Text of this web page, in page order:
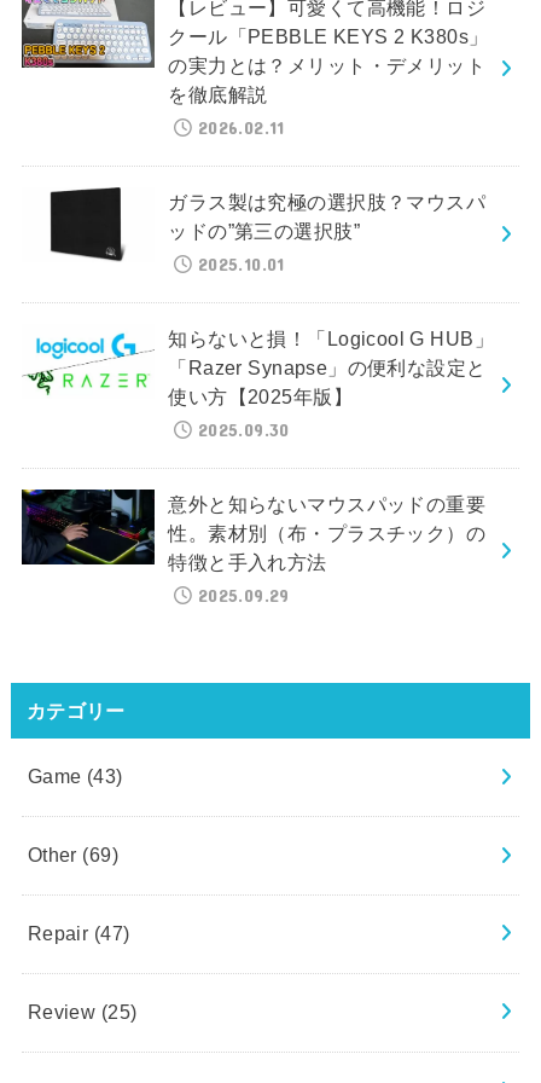
【レビュー】可愛くて高機能！ロジ
クール「PEBBLE KEYS 2 K380s」
の実力とは？メリット・デメリット
を徹底解説
2026.02.11
ガラス製は究極の選択肢？マウスパ
ッドの”第三の選択肢”
2025.10.01
知らないと損！「Logicool G HUB」
「Razer Synapse」の便利な設定と
使い方【2025年版】
2025.09.30
意外と知らないマウスパッドの重要
性。素材別（布・プラスチック）の
特徴と手入れ方法
2025.09.29
カテゴリー
Game (43)
Other (69)
Repair (47)
Review (25)